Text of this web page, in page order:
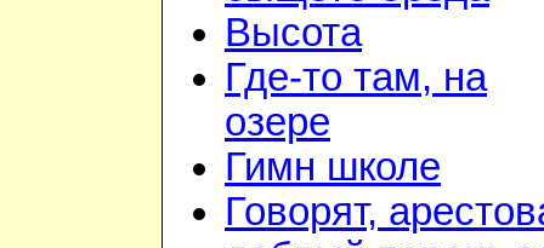
Высота
Где-то там, на
озере
Гимн школе
Говорят,